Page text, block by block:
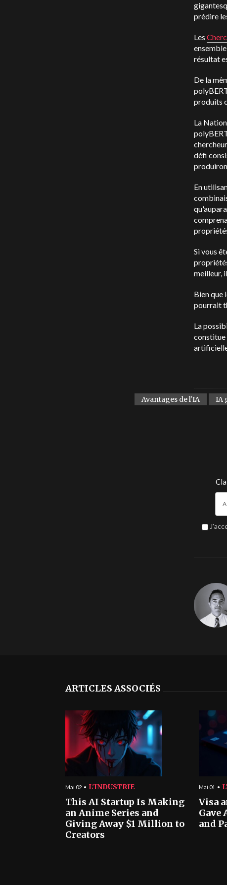
prédire
Les
résultat
De la
produits
La
défi
En
Si vous
meilleur,
Bien que
pourrait
La
constitue
Avantages de l'IA IA
ARTICLES ASSOCIÉS
Mai 02 L'INDUSTRIE
This AI Startup Is Making
an Anime Series and
Giving Away $1 Million to
Creators
Mai 01
Visa
Gave
and